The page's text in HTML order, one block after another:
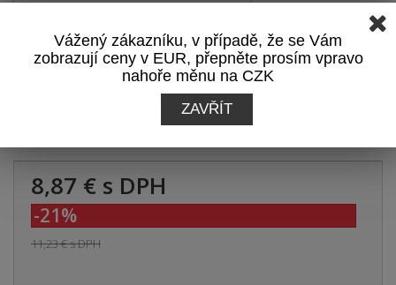
Přidat recenzi
Zobrazit recenze
8,87 € s DPH
-21%
11,23 €s DPH
Vážený zákazníku, v případě, že se Vám
zobrazují ceny v EUR, přepněte prosím vpravo
nahoře měnu na CZK
ZAVŘÍT